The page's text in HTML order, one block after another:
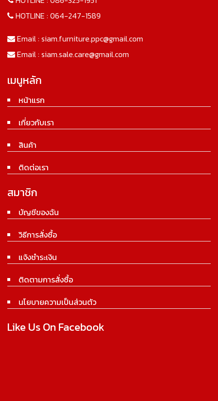
HOTLINE : 064-247-1589
Email : siam.furniture.ppc@gmail.com
Email : siam.sale.care@gmail.com
เมนูหลัก
หน้าแรก
เกี่ยวกับเรา
สินค้า
ติดต่อเรา
สมาชิก
บัญชีของฉัน
วิธีการสั่งซื้อ
แจ้งชำระเงิน
ติดตามการสั่งซื้อ
นโยบายความเป็นส่วนตัว
Like Us On Facebook